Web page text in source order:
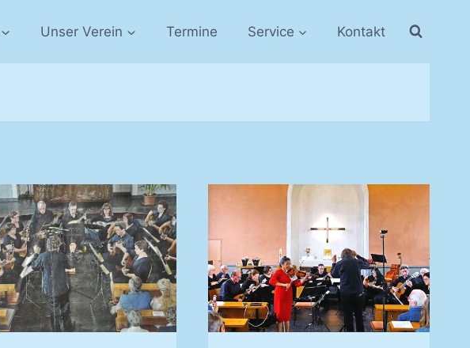
Unser Verein Termine Service Kontakt